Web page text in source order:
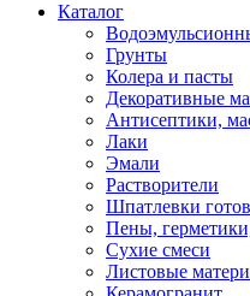
Каталог
Грунты
Колера и пасты
Декоративные
Антисептики,
Лаки
Эмали
Растворители
Шпатлевки
Пены,
Сухие смеси
Листовые